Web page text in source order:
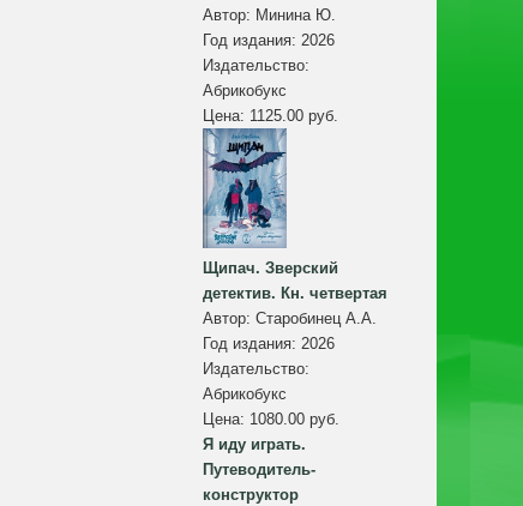
Автор: Минина Ю.
Год издания: 2026
Издательство:
Абрикобукс
Цена: 1125.00 руб.
Щипач. Зверский
детектив. Кн. четвертая
Автор: Старобинец А.А.
Год издания: 2026
Издательство:
Абрикобукс
Цена: 1080.00 руб.
Я иду играть.
Путеводитель-
конструктор